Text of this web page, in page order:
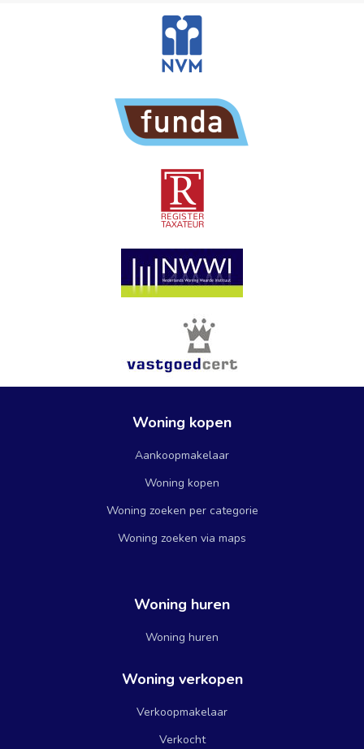
Woning kopen
Aankoopmakelaar
Woning kopen
Woning zoeken per categorie
Woning zoeken via maps
Woning huren
Woning huren
Woning verkopen
Verkoopmakelaar
Verkocht